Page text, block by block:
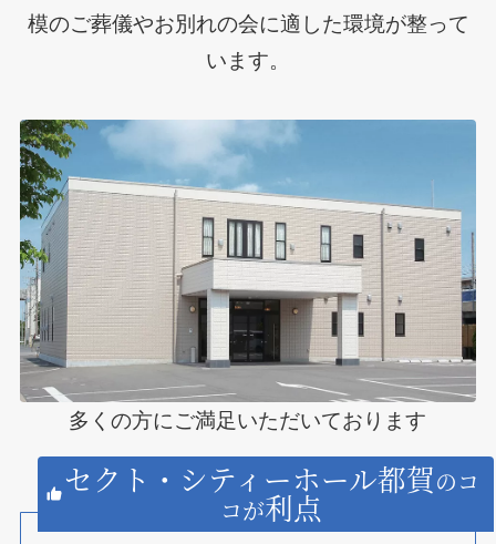
模のご葬儀やお別れの会に適した環境が整って
います。
多くの方にご満足いただいております
セクト・シティーホール都賀のコ
コが利点